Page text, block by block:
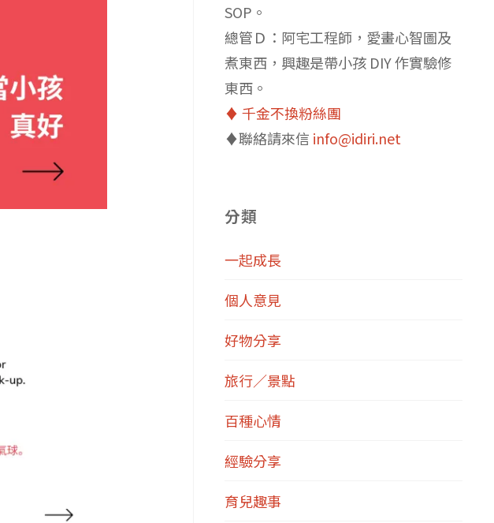
SOP。
總管Ｄ：阿宅工程師，愛畫心智圖及
煮東西，興趣是帶小孩 DIY 作實驗修
東西。
♦️ 千金不換粉絲團
♦️聯絡請來信 info@idiri.net
分類
一起成長
個人意見
好物分享
旅行／景點
百種心情
經驗分享
育兒趣事